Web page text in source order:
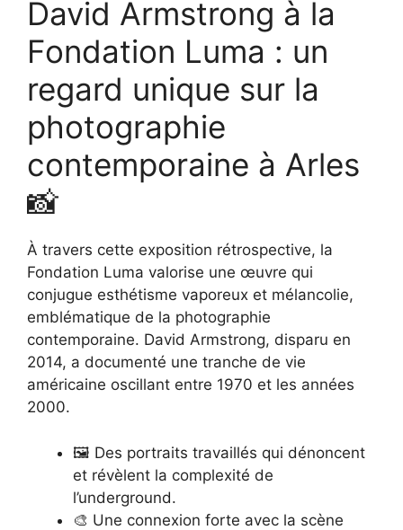
David Armstrong à la
Fondation Luma : un
regard unique sur la
photographie
contemporaine à Arles
📸
À travers cette exposition rétrospective, la
Fondation Luma valorise une œuvre qui
conjugue esthétisme vaporeux et mélancolie,
emblématique de la photographie
contemporaine. David Armstrong, disparu en
2014, a documenté une tranche de vie
américaine oscillant entre 1970 et les années
2000.
🖼️ Des portraits travaillés qui dénoncent
et révèlent la complexité de
l’underground.
🎨 Une connexion forte avec la scène